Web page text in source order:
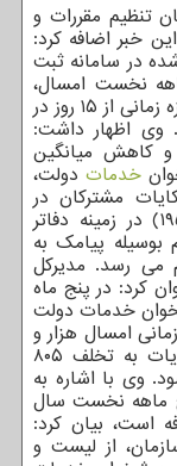
تنظیم مقررات و
خبر اضافه کرد:
ثبت شده در سامانه ثبت
(۱۹۵) در پنج ماهه نخست امسال،
میانگین رسیدگی به شکایات فوق در این بازه زمانی از ۱۵ روز در
است. وی اظهار داشت:
و کاهش میانگین
خدمات دولت،
مشترکان در
سامانه ثبت و پاسخگویی به شکایات (۱۹۵) در زمینه دفاتر
پیامک به
می رسد. مدیرکل
کرد: در پنج ماه
پیشخوان خدمات دولت
امسال هزار و
۱۵۷ شکایت ثبت شده است که این شکایات به تخلف ۸۰۵
وی با اشاره به
ماهه نخست سال
است، بیان کرد:
از لیست و